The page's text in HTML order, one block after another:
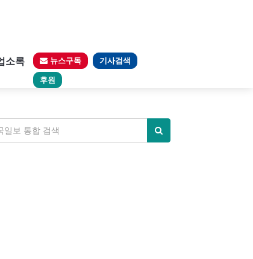
소록 뉴스구독 기사검색
후원